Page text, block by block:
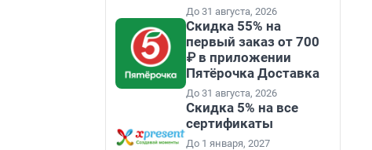
До 31 августа, 2026
Скидка 55% на
первый заказ от 700
₽ в приложении
Пятёрочка Доставка
До 31 августа, 2026
Скидка 5% на все
сертификаты
До 1 января, 2027